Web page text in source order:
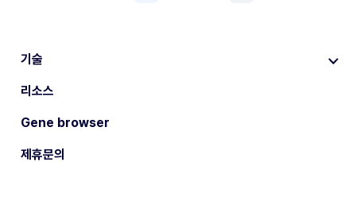
기술
리소스
Gene browser
제휴문의